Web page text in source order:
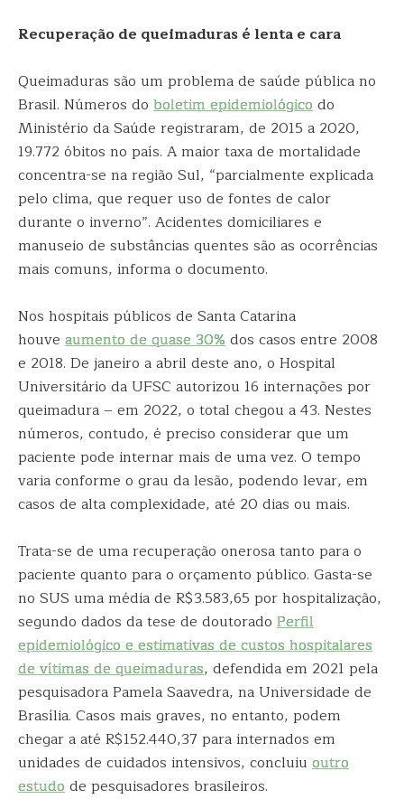
Recuperação de queimaduras é lenta e cara
Queimaduras são um problema de saúde pública no
Brasil. Números do boletim epidemiológicodo
Ministério da Saúde registraram, de 2015 a 2020,
19.772 óbitos no país. A maior taxa de mortalidade
concentra-se na região Sul, “parcialmente explicada
pelo clima, que requer uso de fontes de calor
durante o inverno”. Acidentes domiciliares e
manuseio de substâncias quentes são as ocorrências
mais comuns, informa o documento.
Nos hospitais públicos de Santa Catarina
houve aumento de quase 30%dos casos entre 2008
e 2018. De janeiro a abril deste ano, o Hospital
Universitário da UFSC autorizou 16 internações por
queimadura – em 2022, o total chegou a 43. Nestes
números, contudo, é preciso considerar que um
paciente pode internar mais de uma vez. O tempo
varia conforme o grau da lesão, podendo levar, em
casos de alta complexidade, até 20 dias ou mais.
Trata-se de uma recuperação onerosa tanto para o
paciente quanto para o orçamento público. Gasta-se
no SUS uma média de R$3.583,65 por hospitalização,
segundo dados da tese de doutorado Perfil
epidemiológico e estimativas de custos hospitalares
de vítimas de queimaduras, defendida em 2021 pela
pesquisadora Pamela Saavedra, na Universidade de
Brasília. Casos mais graves, no entanto, podem
chegar a até R$152.440,37 para internados em
unidades de cuidados intensivos, concluiu outro
estudode pesquisadores brasileiros.